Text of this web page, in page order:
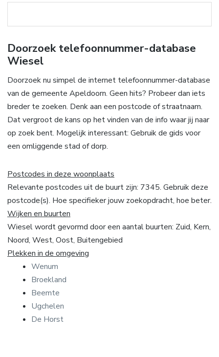
Doorzoek telefoonnummer-database
Wiesel
Doorzoek nu simpel de internet telefoonnummer-database
van de gemeente Apeldoorn. Geen hits? Probeer dan iets
breder te zoeken. Denk aan een postcode of straatnaam.
Dat vergroot de kans op het vinden van de info waar jij naar
op zoek bent. Mogelijk interessant: Gebruik de gids voor
een omliggende stad of dorp.
Postcodes in deze woonplaats
Relevante postcodes uit de buurt zijn: 7345. Gebruik deze
postcode(s). Hoe specifieker jouw zoekopdracht, hoe beter.
Wijken en buurten
Wiesel wordt gevormd door een aantal buurten: Zuid, Kern,
Noord, West, Oost, Buitengebied
Plekken in de omgeving
Wenum
Broekland
Beemte
Ugchelen
De Horst